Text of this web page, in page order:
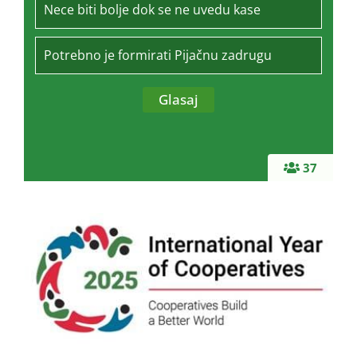
37
Nece biti bolje dok se ne uvedu kase
Potrebno je formirati Pijačnu zadrugu